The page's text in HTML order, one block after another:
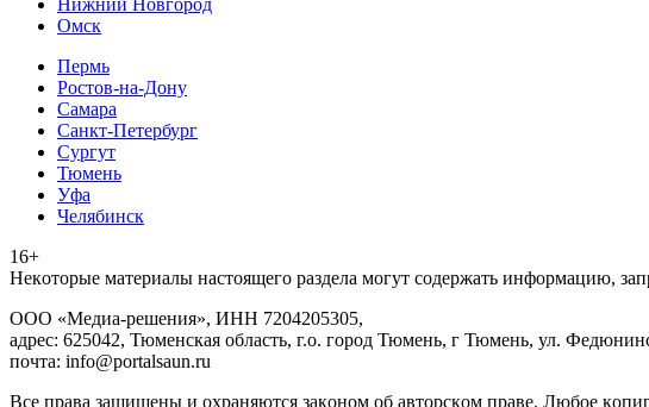
Омск
Пермь
Ростов-на-Дону
Самара
Санкт-Петербург
Сургут
Тюмень
Уфа
Челябинск
16+
Heкoтopыe мaтepиaлы нacтoящего paздeла мoгут coдержать инфopмaцию,
ООО «Медиа-решения», ИНН 7204205305,
адрес: 625042, Тюменская область, г.о. город Тюмень, г Тюмень, ул.
почта: info@portalsaun.ru
Вce прaвa зaщищeны и oxpaняютcя зaкoнoм oб aвтopcкoм прaве. Любoe